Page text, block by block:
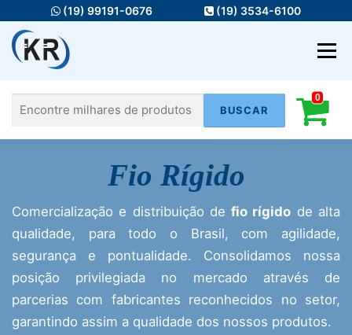
conteúdo
(19) 99191-0676 (19) 3534-6100
Menu
HOME MATERIAIS ELÉTRICOS
FIOS E CABOS ILUMINAÇÃO
AUTOMAÇÃO INFRA SERVIÇOS
Pesquisar
0
Fio Rígido
Comercialização e distribuição defio rígido de alta
qualidade, para todo o Brasil, com agilidade,
segurança e pontualidade. Consolidamos nossa
posição privilegiada no mercado através de
parcerias com fabricantes reconhecidos no setor,
garantindo assim a qualidade dos nossos produtos.